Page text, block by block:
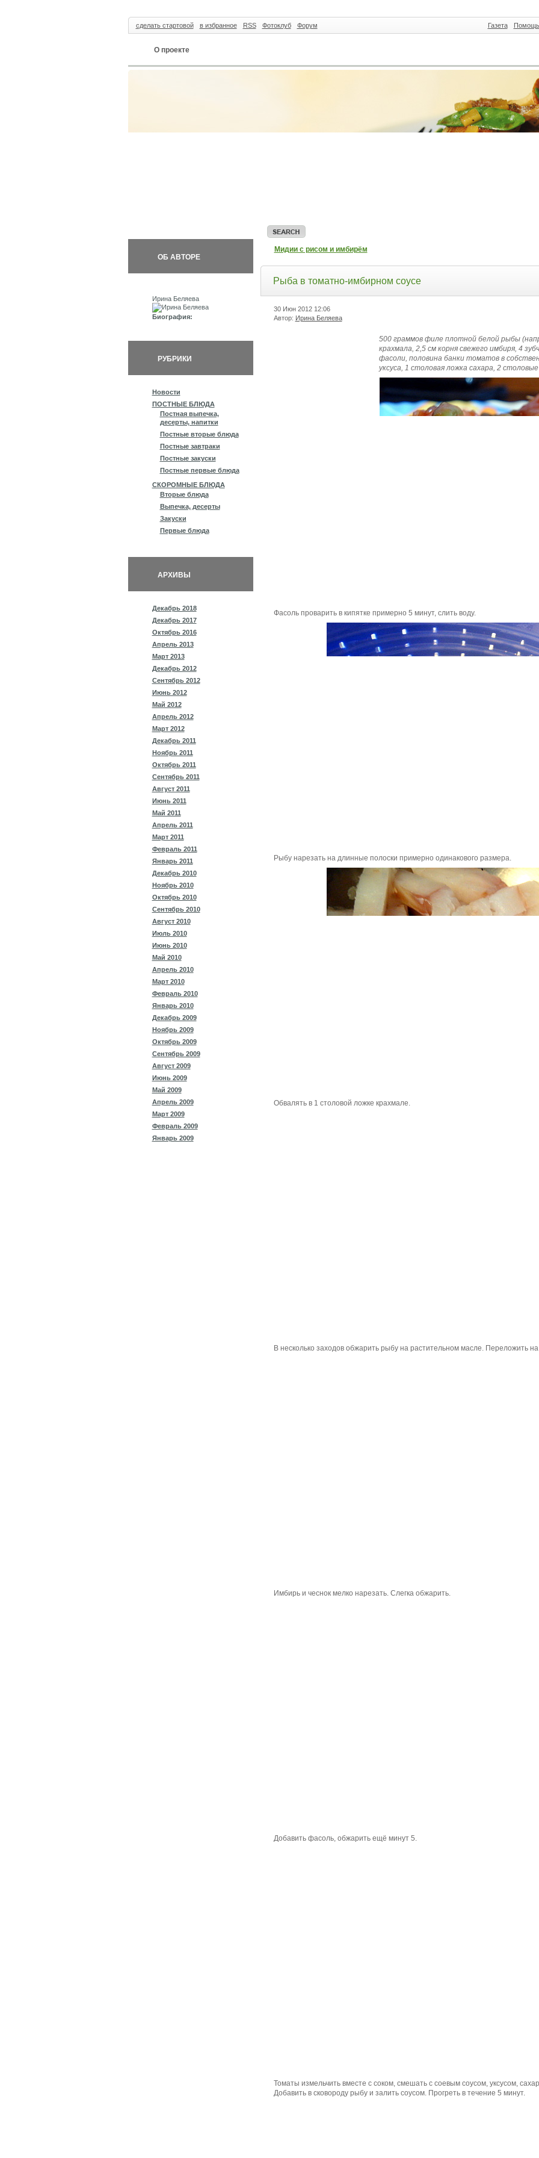
сделать стартовой в избранное RSS Фотоклуб Форум Газета Помощь
О проекте
ОБ АВТОРЕ
Ирина Беляева
Биография:
РУБРИКИ
Новости
ПОСТНЫЕ БЛЮДА
Постная выпечка,
десерты, напитки
Постные вторые блюда
Постные завтраки
Постные закуски
Постные первые блюда
СКОРОМНЫЕ БЛЮДА
Вторые блюда
Выпечка, десерты
Закуски
Первые блюда
АРХИВЫ
Декабрь 2018
Декабрь 2017
Октябрь 2016
Апрель 2013
Март 2013
Декабрь 2012
Сентябрь 2012
Июнь 2012
Май 2012
Апрель 2012
Март 2012
Декабрь 2011
Ноябрь 2011
Октябрь 2011
Сентябрь 2011
Август 2011
Июнь 2011
Май 2011
Апрель 2011
Март 2011
Февраль 2011
Январь 2011
Декабрь 2010
Ноябрь 2010
Октябрь 2010
Сентябрь 2010
Август 2010
Июль 2010
Июнь 2010
Май 2010
Апрель 2010
Март 2010
Февраль 2010
Январь 2010
Декабрь 2009
Ноябрь 2009
Октябрь 2009
Сентябрь 2009
Август 2009
Июнь 2009
Май 2009
Апрель 2009
Март 2009
Февраль 2009
Январь 2009
Мидии с рисом и имбирём
Рыба в томатно-имбирном соусе
30 Июн 2012 12:06
Автор: Ирина Беляева
500 граммов филе плотной белой рыбы
крахмала, 2,5 см корня свежего имбиря, 4
фасоли, половина банки томатов в
уксуса, 1 столовая ложка сахара, 2
Фасоль проварить в кипятке примерно 5 минут, слить воду.
Рыбу нарезать на длинные полоски примерно одинакового размера.
Обвалять в 1 столовой ложке крахмале.
В несколько заходов обжарить рыбу на растительном масле. Переложить на
Имбирь и чеснок мелко нарезать. Слегка обжарить.
Добавить фасоль, обжарить ещё минут 5.
Томаты измельчить вместе с соком, смешать с соевым соусом, уксусом,
Добавить в сковороду рыбу и залить соусом. Прогреть в течение 5 минут.